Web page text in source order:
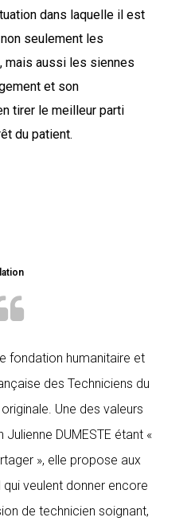
dans laquelle il est
seulement les
mais aussi les siennes
et son
tirer le meilleur parti
du patient.
fondation humanitaire et
des Techniciens du
Une des valeurs
DUMESTE étant «
», elle propose aux
veulent donner encore
de technicien soignant,